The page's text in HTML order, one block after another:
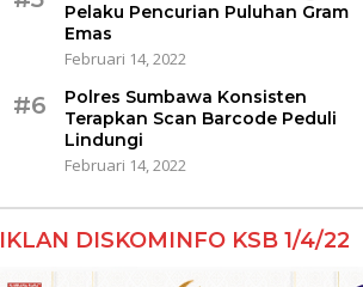
Pelaku Pencurian Puluhan Gram
Emas
Februari 14, 2022
#6
Polres Sumbawa Konsisten
Terapkan Scan Barcode Peduli
Lindungi
Februari 14, 2022
IKLAN DISKOMINFO KSB 1/4/22